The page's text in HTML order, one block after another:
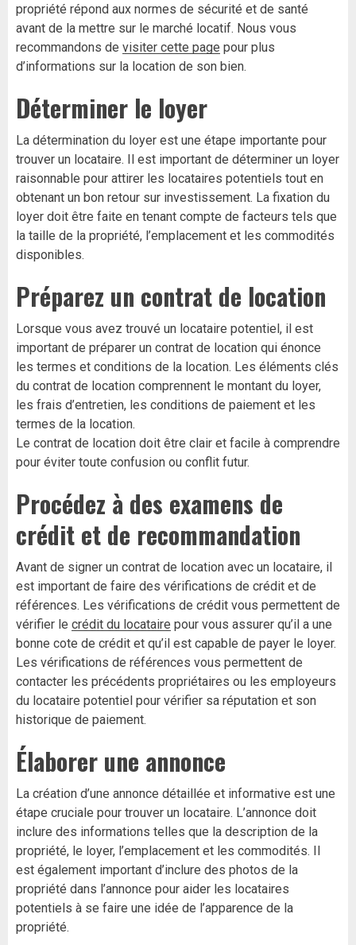
propriété répond aux normes de sécurité et de santé
avant de la mettre sur le marché locatif. Nous vous
recommandons de visiter cette page pour plus
d’informations sur la location de son bien.
Déterminer le loyer
La détermination du loyer est une étape importante pour
trouver un locataire. Il est important de déterminer un loyer
raisonnable pour attirer les locataires potentiels tout en
obtenant un bon retour sur investissement. La fixation du
loyer doit être faite en tenant compte de facteurs tels que
la taille de la propriété, l’emplacement et les commodités
disponibles.
Préparez un contrat de location
Lorsque vous avez trouvé un locataire potentiel, il est
important de préparer un contrat de location qui énonce
les termes et conditions de la location. Les éléments clés
du contrat de location comprennent le montant du loyer,
les frais d’entretien, les conditions de paiement et les
termes de la location.
Le contrat de location doit être clair et facile à comprendre
pour éviter toute confusion ou conflit futur.
Procédez à des examens de
crédit et de recommandation
Avant de signer un contrat de location avec un locataire, il
est important de faire des vérifications de crédit et de
références. Les vérifications de crédit vous permettent de
vérifier le crédit du locataire pour vous assurer qu’il a une
bonne cote de crédit et qu’il est capable de payer le loyer.
Les vérifications de références vous permettent de
contacter les précédents propriétaires ou les employeurs
du locataire potentiel pour vérifier sa réputation et son
historique de paiement.
Élaborer une annonce
La création d’une annonce détaillée et informative est une
étape cruciale pour trouver un locataire. L’annonce doit
inclure des informations telles que la description de la
propriété, le loyer, l’emplacement et les commodités. Il
est également important d’inclure des photos de la
propriété dans l’annonce pour aider les locataires
potentiels à se faire une idée de l’apparence de la
propriété.